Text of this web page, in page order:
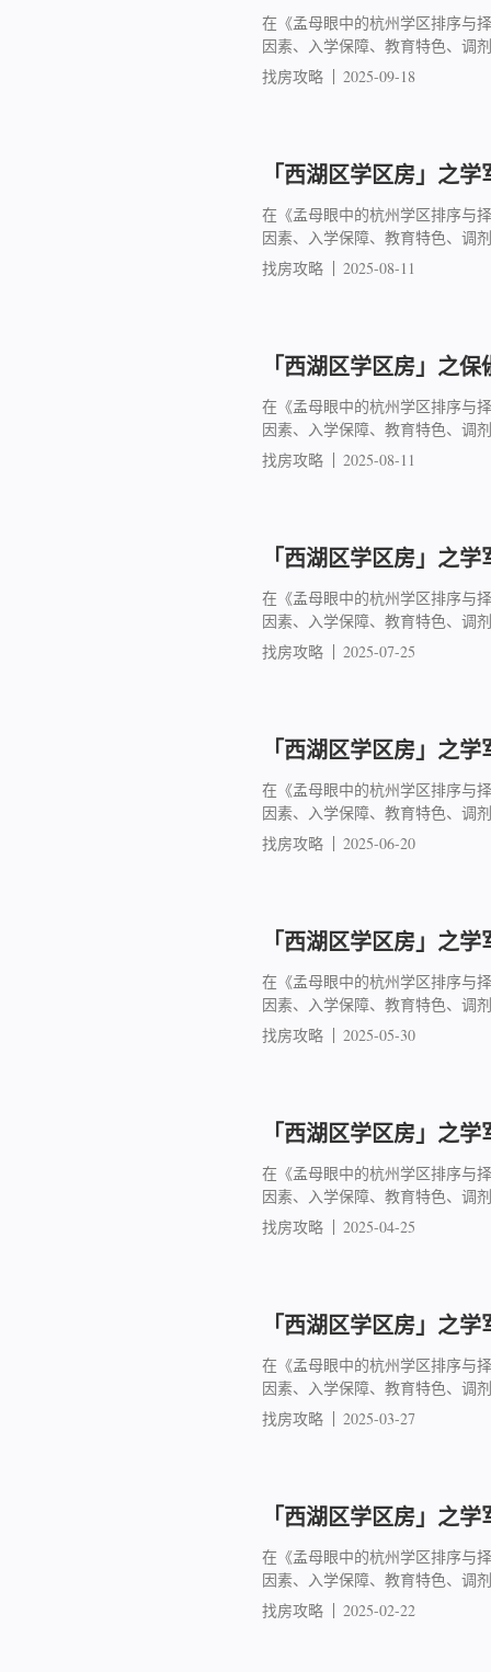
在《孟母眼中的杭州学区排序与
因素、入学保障、教育特色、调
找房攻略
2025-09-18
「西湖区学区房」之
在《孟母眼中的杭州学区排序与
因素、入学保障、教育特色、调
找房攻略
2025-08-11
「西湖区学区房」之
在《孟母眼中的杭州学区排序与
因素、入学保障、教育特色、调
找房攻略
2025-08-11
「西湖区学区房」之
在《孟母眼中的杭州学区排序与
因素、入学保障、教育特色、调
找房攻略
2025-07-25
「西湖区学区房」之
在《孟母眼中的杭州学区排序与
因素、入学保障、教育特色、调
找房攻略
2025-06-20
「西湖区学区房」之
在《孟母眼中的杭州学区排序与
因素、入学保障、教育特色、调
找房攻略
2025-05-30
「西湖区学区房」之
在《孟母眼中的杭州学区排序与
因素、入学保障、教育特色、调
找房攻略
2025-04-25
「西湖区学区房」之
在《孟母眼中的杭州学区排序与
因素、入学保障、教育特色、调
找房攻略
2025-03-27
「西湖区学区房」之
在《孟母眼中的杭州学区排序与
因素、入学保障、教育特色、调
找房攻略
2025-02-22